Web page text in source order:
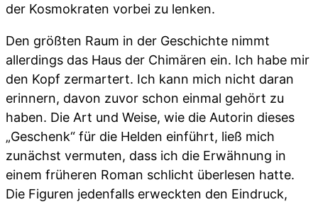
der Kosmokraten vorbei zu lenken.
Den größten Raum in der Geschichte nimmt
allerdings das Haus der Chimären ein. Ich habe mir
den Kopf zermartert. Ich kann mich nicht daran
erinnern, davon zuvor schon einmal gehört zu
haben. Die Art und Weise, wie die Autorin dieses
„Geschenk“ für die Helden einführt, ließ mich
zunächst vermuten, dass ich die Erwähnung in
einem früheren Roman schlicht überlesen hatte.
Die Figuren jedenfalls erweckten den Eindruck,